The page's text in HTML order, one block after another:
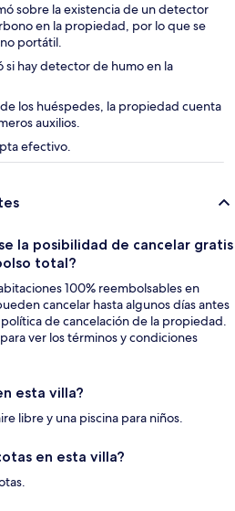
sobre la existencia de un detector
en la propiedad, por lo que se
portátil.
si hay detector de humo en la
los huéspedes, la propiedad cuenta
auxilios.
efectivo.
la posibilidad de cancelar gratis
total?
100% reembolsables en
cancelar hasta algunos días antes
de cancelación de la propiedad.
ver los términos y condiciones
esta villa?
libre y una piscina para niños.
en esta villa?